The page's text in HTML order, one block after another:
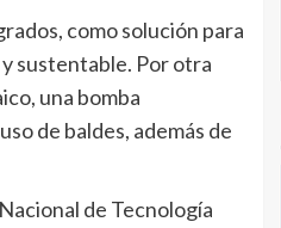
como solución para
sustentable. Por otra
una bomba
de baldes, además de
de Tecnología